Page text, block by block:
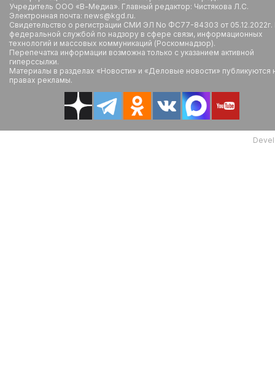
Учредитель ООО «В-Медиа». Главный редактор: Чистякова Л.С.
Электронная почта: news@kgd.ru.
Свидетельство о регистрации СМИ ЭЛ No ФС77-84303 от
федеральной службой по надзору в сфере связи, информационных
технологий и массовых коммуникаций (Роскомнадзор).
Перепечатка информации возможна только с указанием активной
гиперссылки.
Материалы в разделах «Новости» и «Деловые новости» публикуются
правах рекламы.